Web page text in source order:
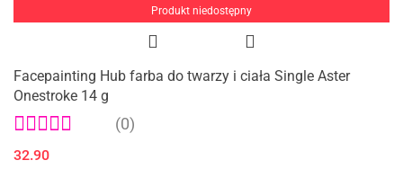
Produkt niedostępny
Facepainting Hub farba do twarzy i ciała Single Aster
Onestroke 14 g
(0)
32.90